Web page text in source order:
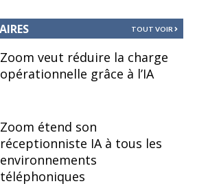
TOUT VOIR
Zoom veut réduire la charge
opérationnelle grâce à l’IA
Zoom étend son
réceptionniste IA à tous les
environnements
téléphoniques